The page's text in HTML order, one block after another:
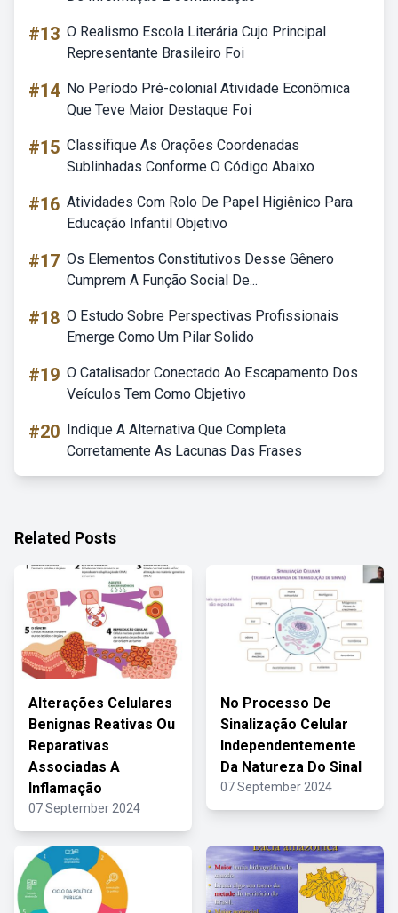
#13 O Realismo Escola Literária Cujo Principal
Representante Brasileiro Foi
#14 No Período Pré-colonial Atividade Econômica
Que Teve Maior Destaque Foi
#15 Classifique As Orações Coordenadas
Sublinhadas Conforme O Código Abaixo
#16 Atividades Com Rolo De Papel Higiênico Para
Educação Infantil Objetivo
#17 Os Elementos Constitutivos Desse Gênero
Cumprem A Função Social De...
#18 O Estudo Sobre Perspectivas Profissionais
Emerge Como Um Pilar Solido
#19 O Catalisador Conectado Ao Escapamento Dos
Veículos Tem Como Objetivo
#20 Indique A Alternativa Que Completa
Corretamente As Lacunas Das Frases
Related Posts
Alterações Celulares
Benignas Reativas Ou
Reparativas
Associadas A
Inflamação
07 September 2024
No Processo De
Sinalização Celular
Independentemente
Da Natureza Do Sinal
07 September 2024